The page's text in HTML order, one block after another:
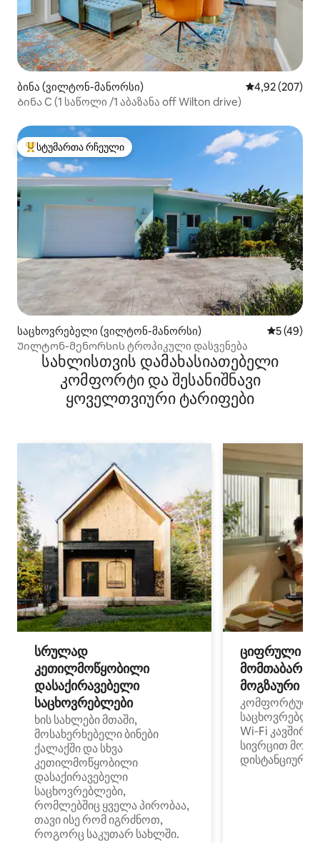
ბინა (ვილტონ-მანორსი) საშუალო
4,92 (207)
Ბინა C (1 საწოლი /1 აბაზანა off Wilton drive)
სტუმართა რჩეული მოწინავე ვარიანტი
სტუმართა რჩეული
საცხოვრებელი (ვილტონ-მანორსი) საშუალო
5 (49)
Უილტონ-მენორსის ტროპიკული დასვენება
სახლისთვის დამახასიათებელი
კომფორტი და შესანიშნავი
ყოველთვიური ტარიფები
სრულად
კეთილმოწყობილი
დასაქირავებელი
საცხოვრებლები
ხის სახლები მთაში,
მოსახერხებელი ბინები
ქალაქში და სხვა
კეთილმოწყობილი
დასაქირავებელი
საცხოვრებლები,
რომლებშიც ყველა პირობაა,
თავი ისე რომ იგრძნოთ,
როგორც საკუთარ სახლში.
ციფრული
მოგზაური
კომფორტული
Wi‑Fi
სივრცით
დისტანციური